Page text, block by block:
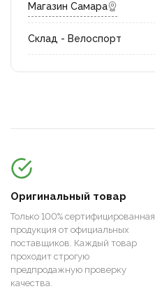
Магазин Самара
Склад - Велоспорт
Оригинальный товар
Только 100% сертифицированная
продукция от официальных
поставщиков. Каждый товар
проходит строгую
предпродажную проверку
качества.